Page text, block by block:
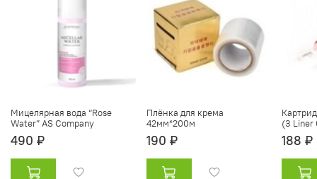
Мицелярная вода “Rose
Water” AS Сompany
490 ₽
Плёнка для крема
42мм*200м
190 ₽
(3 Liner
188 ₽